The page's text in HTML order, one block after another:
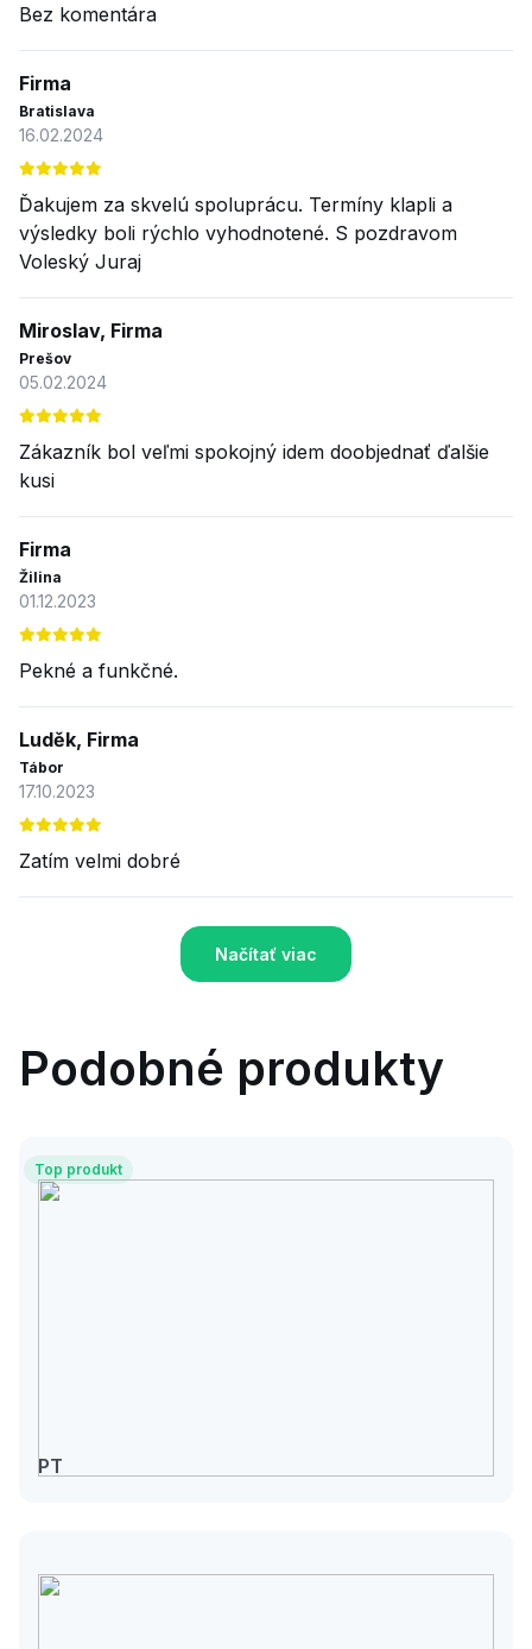
Bez komentára
Firma
Bratislava
16.02.2024
Ďakujem za skvelú spoluprácu. Termíny klapli a
výsledky boli rýchlo vyhodnotené. S pozdravom
Voleský Juraj
Miroslav, Firma
Prešov
05.02.2024
Zákazník bol veľmi spokojný idem doobjednať ďalšie
kusi
Firma
Žilina
01.12.2023
Pekné a funkčné.
Luděk, Firma
Tábor
17.10.2023
Zatím velmi dobré
Načítať viac
Podobné produkty
Top produkt
PT